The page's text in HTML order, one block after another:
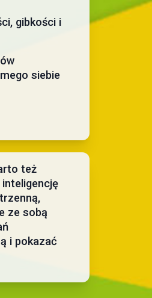
gibkości i
siebie
też
ze sobą
i pokazać